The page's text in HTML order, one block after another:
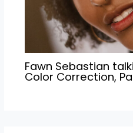
Fawn Sebastian
Color Correction,